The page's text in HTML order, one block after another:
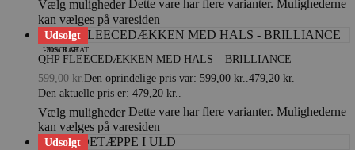
Vælg muligheder Dette vare har flere varianter. Mulighederne
kan vælges på varesiden
Udsolgt
-20% RABAT
UDSOLGT
QHP FLEECEDÆKKEN MED HALS – BRILLIANCE
599,00kr.Den oprindelige pris var: 599,00 kr.. 479,20 kr.
Den aktuelle pris er: 479,20 kr..
Vælg muligheder Dette vare har flere varianter. Mulighederne
kan vælges på varesiden
Udsolgt